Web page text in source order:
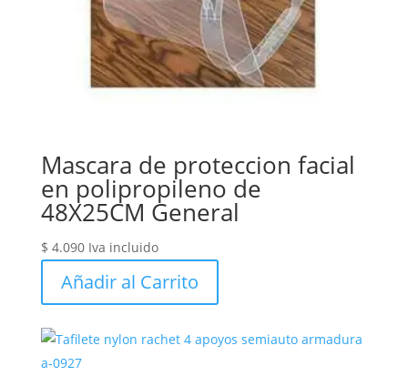
Mascara de proteccion facial
en polipropileno de
48X25CM General
$ 4.090 Iva incluido
Añadir al Carrito